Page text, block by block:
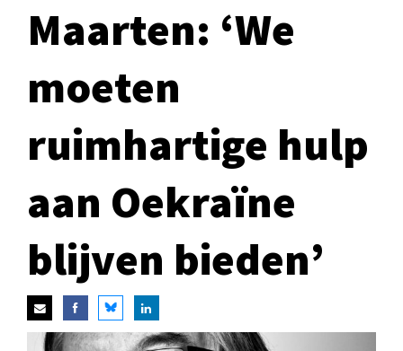
Maarten: ‘We
moeten
ruimhartige hulp
aan Oekraïne
blijven bieden’